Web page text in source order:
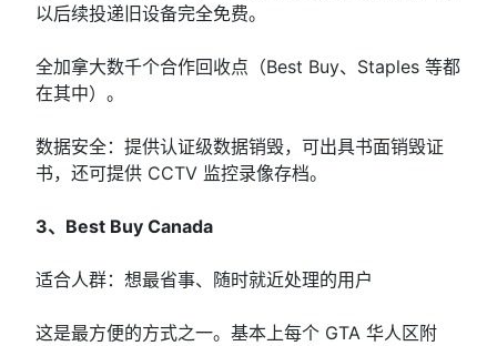
以后续投递旧设备完全免费。
全加拿大数千个合作回收点（Best Buy、Staples 等都
在其中）。
数据安全：提供认证级数据销毁，可出具书面销毁证
书，还可提供 CCTV 监控录像存档。
3、Best Buy Canada
适合人群：想最省事、随时就近处理的用户
这是最方便的方式之一。基本上每个 GTA 华人区附